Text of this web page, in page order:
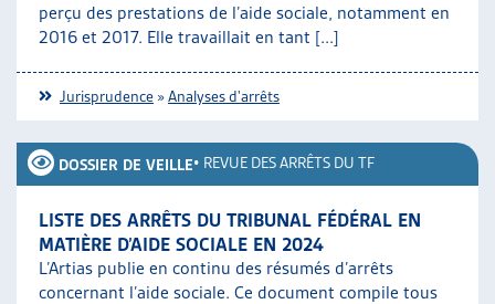
perçu des prestations de l’aide sociale, notamment en
2016 et 2017. Elle travaillait en tant [...]
Jurisprudence »Analyses d'arrêts
DOSSIER DE VEILLE• REVUE DES ARRÊTS DU TF
LISTE DES ARRÊTS DU TRIBUNAL FÉDÉRAL EN
MATIÈRE D’AIDE SOCIALE EN 2024
L’Artias publie en continu des résumés d’arrêts
concernant l’aide sociale. Ce document compile tous